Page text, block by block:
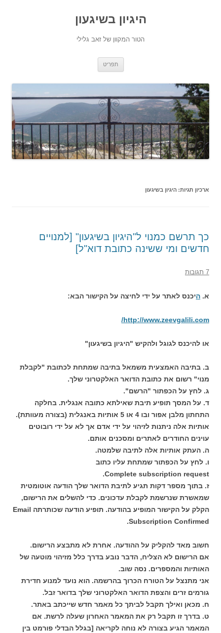
היגיון בשיגעון
הטור המקוון של זאב גלילי
תפריט
ארכיון תגיות: היגיון בשיגעון
כך תרשם כמנוי ל"היגיון בשיגעון" [למנויים
חדשים ומי ששינה כתובת דוא"ל]
7 תגובות
א. היכנס לאתר על ידי לחיצה על הקישור הבא:
http://www.zeevgalili.com/
או להיכנס לגוגל ולהקיש "היגיון בשיגעון"
ב. בתיבה האמצעית משמאל בתיבה שמתחת לכתובת "לקבלת
מנוי" רשום את כתובת הדואר האלקטרוני שלך.
ג. לחץ על הכפתור "הרשם".
ד. על המסך תופיע תיבת שאילתא כתובה אנגלית. בחלקה
התחתון מלבן אפור ובו 4 או 5 אותיות באנגלית (בצורה מעוותת).
אותיות אלה ניתנות לזיהוי על ידי אדם אך לא על ידי רובוטים
עוינים החודרים לאתרים ומסכנים אותם.
ה. העתק אותיות אלה לתיבה שלמטה.
ו. לחץ על הכפתור שמתחת עליו כתוב
Complete subscription request.
ז. בתוך מספר דקות תגיע לתיבת הדואר שלך הודעה אוטומטית
שמאשרת שנרשמת לקבלת עדכונים. כדי להשלים את הרישום,
הקלק על הקישור המופיע בהודעה. תופיע הודעה שכותרתה Email
Subscription Confirmed.
חשוב מאד להקליק על ההודעה. אחרת לא מתבצע הרישום.
אם הרישום לא הצליח, הדבר נובע בדרך כלל מזיהוי מוטעה של
האותיות והמספרים. נסה שוב.
אני מתנצל על הטורח הכרוך בהרשמה. הוא נועד למנוע חדירת
גורמים זרים והצפת הדואר האלקטרוני שלך בדואר זבל.
ח. מכאן ואילך תקבל לביתך כל מאמר חדש שייכתב באתר.
ט. בדרך זו תקבל רק את המאמר האחרון שעלה לרשת. אם
המאמר הגיע בצורה לא נוחה לקריאה [בגלל הבדלי פורמט בין